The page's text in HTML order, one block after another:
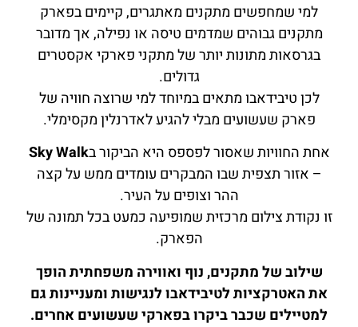
למי שמחפשים מתקנים מאתגרים, קיימים בפארק
מתקנים גבוהים שמדמים טיסה או נפילה, אך מדובר
בגרסאות מתונות יותר של מתקני פארקי אקסטרים
גדולים.
לכן טיבידאבו מתאים במיוחד למי שרוצה חוויה של
פארק שעשועים מבלי להגיע לאדרנלין מקסימלי.
אחת החוויות שאסור לפספס היא הביקור בSky Walk
– אזור תצפית שבו המבקרים עומדים ממש על קצה
ההר וצופים על העיר.
זו נקודת צילום מרכזית שמופיעה כמעט בכל תמונה של
הפארק.
שילוב של מתקנים, נוף ואווירה משפחתית הופך
את האטרקציות לטיבידאבו לנגישות ומעניינות גם
למטיילים שכבר ביקרו בפארקי שעשועים אחרים.